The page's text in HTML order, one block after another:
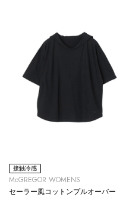
接触冷感
McGREGOR WOMENS
セーラー風コットンプルオーバー